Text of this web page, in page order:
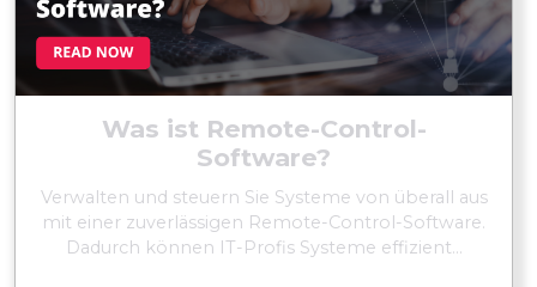
Was ist Remote-Control-
Software?
Verwalten und steuern Sie Systeme von überall aus
mit einer zuverlässigen Remote-Control-Software.
Dadurch können IT-Profis Systeme effizient...